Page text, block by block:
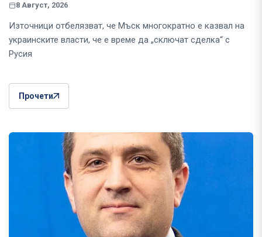
8 Август, 2026
Източници отбелязват, че Мъск многократно е казвал на
украинските власти, че е време да „сключат сделка“ с
Русия
Прочети